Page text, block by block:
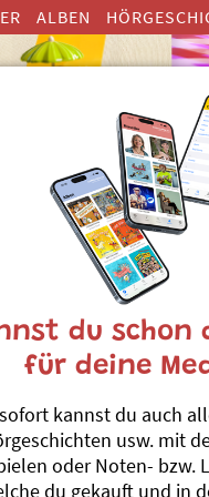
ALBEN
zum
du schon
für deine
kannst du auch
usw. mit
oder Noten- bzw.
du gekauft und in